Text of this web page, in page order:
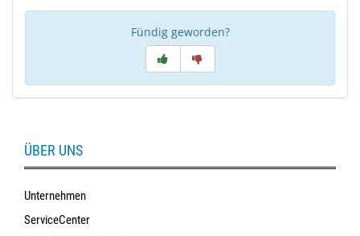
Fündig geworden?
ÜBER UNS
Unternehmen
ServiceCenter